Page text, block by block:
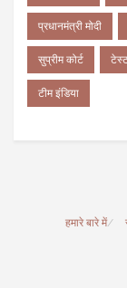
प्रधानमंत्री मोदी
सुप्रीम कोर्ट
टीम इंडिया
हमारे बारे में